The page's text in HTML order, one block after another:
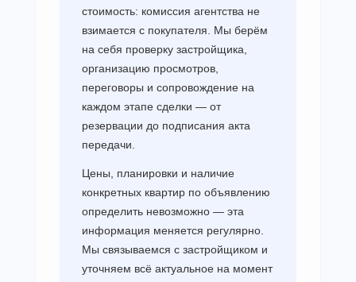
стоимость: комиссия агентства не
взимается с покупателя. Мы берём
на себя проверку застройщика,
организацию просмотров,
переговоры и сопровождение на
каждом этапе сделки — от
резервации до подписания акта
передачи.
Цены, планировки и наличие
конкретных квартир по объявлению
определить невозможно — эта
информация меняется регулярно.
Мы связываемся с застройщиком и
уточняем всё актуальное на момент